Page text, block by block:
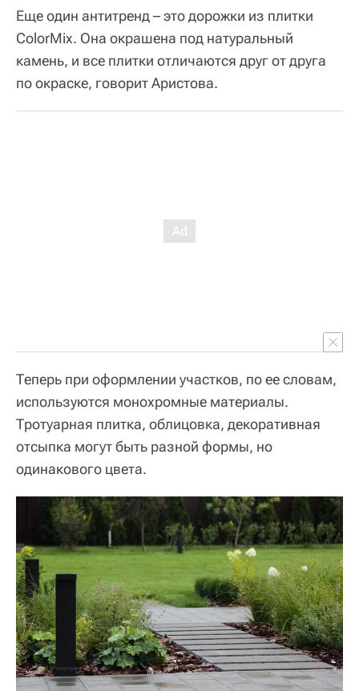
Еще один антитренд – это дорожки из плитки
ColorMix. Она окрашена под натуральный
камень, и все плитки отличаются друг от друга
по окраске, говорит Аристова.
Теперь при оформлении участков, по ее словам,
используются монохромные материалы.
Тротуарная плитка, облицовка, декоративная
отсыпка могут быть разной формы, но
одинакового цвета.